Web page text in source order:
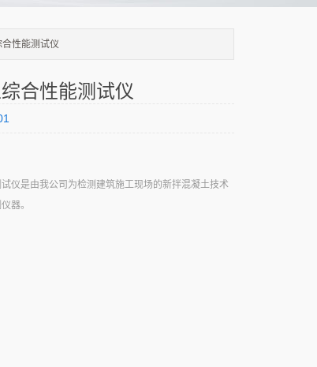
性能测试仪
合性能测试仪
仪是由我公司为检测建筑施工现场的新拌混凝土技术
器。